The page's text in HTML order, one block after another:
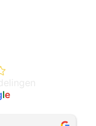
le